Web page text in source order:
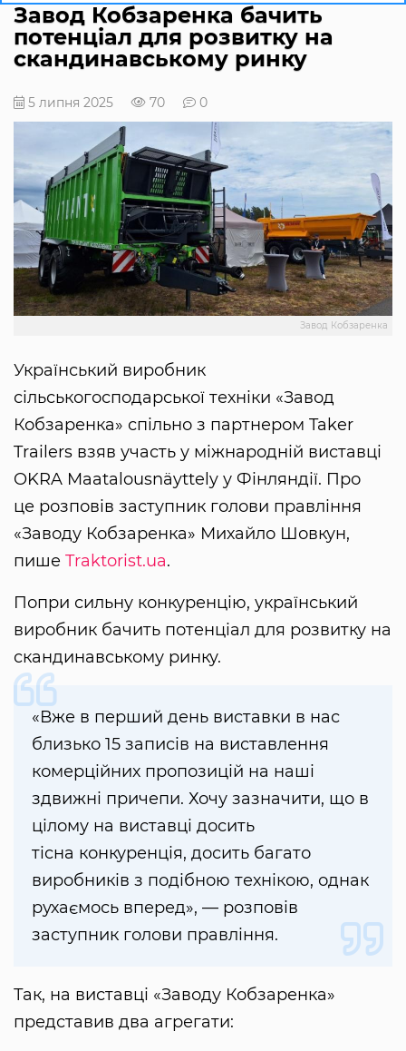
Завод Кобзаренка бачить
потенціал для розвитку на
скандинавському ринку
5 липня 2025 70 0
Завод Кобзаренка
Український виробник
сільськогосподарської техніки «Завод
Кобзаренка» спільно з партнером Taker
Trailers взяв участь у міжнародній виставці
OKRA Maatalousnäyttely у Фінляндії. Про
це розповів заступник голови правління
«Заводу Кобзаренка» Михайло Шовкун,
пише Traktorist.ua.
Попри сильну конкуренцію, український
виробник бачить потенціал для розвитку на
скандинавському ринку.
«Вже в перший день виставки в нас
близько 15 записів на виставлення
комерційних пропозицій на наші
здвижні причепи. Хочу зазначити, що в
цілому на виставці досить
тісна конкуренція, досить багато
виробників з подібною технікою, однак
рухаємось вперед», — розповів
заступник голови правління.
Так, на виставці «Заводу Кобзаренка»
представив два агрегати: